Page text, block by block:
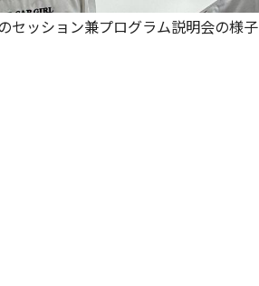
セッション兼プログラム説明会の様子